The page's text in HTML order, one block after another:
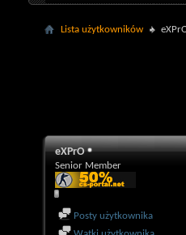
Lista użytkowników
eXPrO
Senior Member
Posty użytkownika